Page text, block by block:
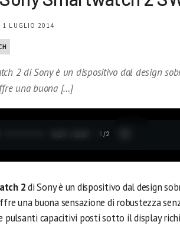
1 LUGLIO 2014
2 di Sony è un dispositivo dal design
una buona […]
1 /2
2di Sony è un dispositivo dal design
una buona sensazione di robustezza
pulsanti capacitivi posti sotto il display